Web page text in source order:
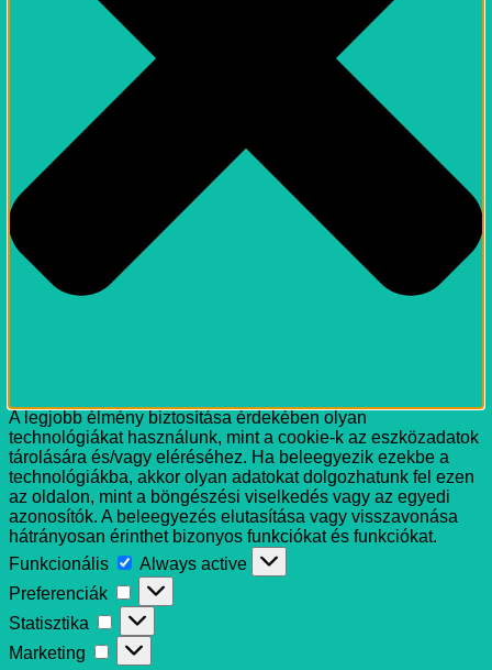
A legjobb élmény biztosítása érdekében olyan
technológiákat használunk, mint a cookie-k az eszközadatok
tárolására és/vagy eléréséhez. Ha beleegyezik ezekbe a
technológiákba, akkor olyan adatokat dolgozhatunk fel ezen
az oldalon, mint a böngészési viselkedés vagy az egyedi
azonosítók. A beleegyezés elutasítása vagy visszavonása
hátrányosan érinthet bizonyos funkciókat és funkciókat.
Funkcionális
Funkcionális
Always active
Preferenciák
Preferenciák
Statisztika Statisztika
Marketing Marketing